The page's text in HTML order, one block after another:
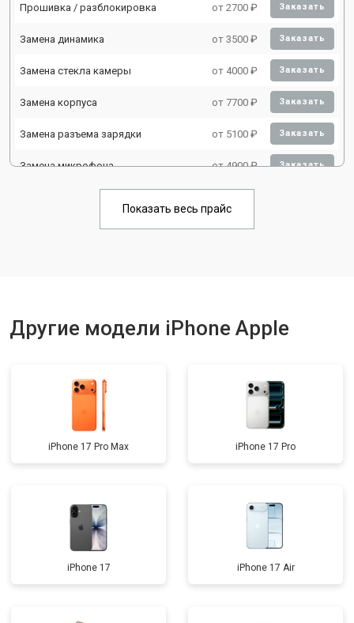
Прошивка / разблокировка от 2700 ₽ Заказать
Замена динамика от 3500 ₽ Заказать
Замена стекла камеры от 4000 ₽ Заказать
Замена корпуса от 7700 ₽ Заказать
Замена разъема зарядки от 5100 ₽ Заказать
Замена микрофона от 4900 ₽ Заказать
от 4300 ₽
Показать весь прайс
Другие модели iPhone Apple
iPhone 17 Pro Max iPhone 17 Pro
iPhone 17 iPhone 17 Air